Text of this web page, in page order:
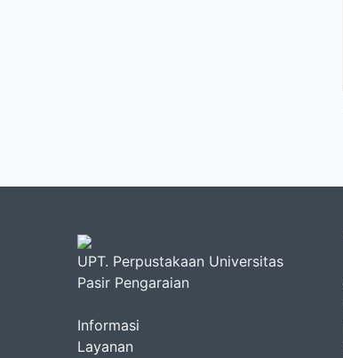
UPT. Perpustakaan Universitas
Pasir Pengaraian
Informasi
Layanan